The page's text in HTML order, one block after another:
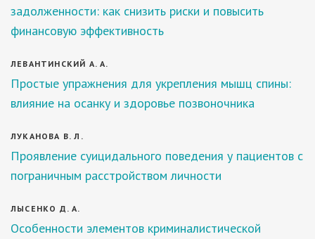
задолженности: как снизить риски и повысить
финансовую эффективность
ЛЕВАНТИНСКИЙ А. А.
Простые упражнения для укрепления мышц спины:
влияние на осанку и здоровье позвоночника
ЛУКАНОВА В. Л.
Проявление суицидального поведения у пациентов с
пограничным расстройством личности
ЛЫСЕНКО Д. А.
Особенности элементов криминалистической